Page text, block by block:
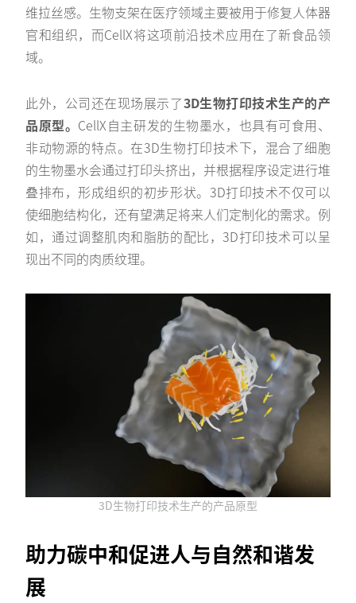
维拉丝感。生物支架在医疗领域主要被用于修复人体器
官和组织，而CellX将这项前沿技术应用在了新食品领
域。
此外，公司还在现场展示了3D生物打印技术生产的产
品原型。 CellX自主研发的生物墨水，也具有可食用、
非动物源的特点。在3D生物打印技术下，混合了细胞
的生物墨水会通过打印头挤出，并根据程序设定进行堆
叠排布，形成组织的初步形状。3D打印技术不仅可以
使细胞结构化，还有望满足将来人们定制化的需求。例
如，通过调整肌肉和脂肪的配比，3D打印技术可以呈
现出不同的肉质纹理。
3D生物打印技术生产的产品原型
助力碳中和促进人与自然和谐发
展